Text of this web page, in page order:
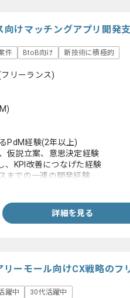
向けマッチングアプリ開発
件 BtoB向け 新技術に積極的
リーランス)
PdM経験(2年以上)
仮説立案、意思決定経験
、KPI改善につなげた経験
までの一連の開発経験
詳細を見る
リーモール向けCX戦略の
躍中 30代活躍中